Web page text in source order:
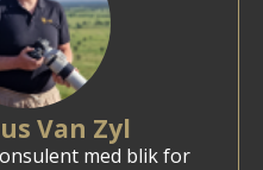
Van Zyl
med blik for